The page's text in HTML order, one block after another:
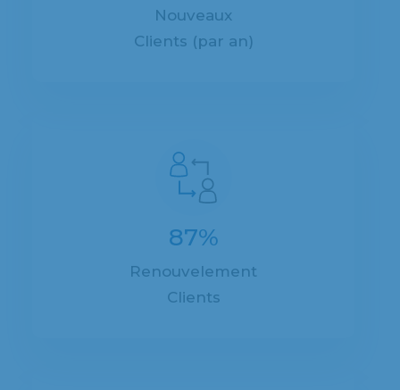
Nouveaux
Clients (par an)
87%
Renouvelement
Clients